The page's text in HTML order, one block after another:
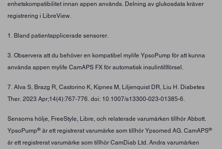
enhetskompatibilitet innan appen används. Delning av glukosdata kräver
registrering i LibreView.
1. Bland patientapplicerade sensorer.
3. Observera att du behöver en kompatibel mylife YpsoPump för att kunna
använda appen mylife CamAPS FX för automatisk insulintillförsel.
7. Alva S, Brazg R, Castorino K, Kipnes M, Liljenquist DR, Liu H. Diabetes
Ther. 2023 Apr;14(4):767-776. doi: 10.1007/s13300-023-01385-6.
Sensorns hölje, FreeStyle, Libre, och relaterade varumärken tillhör Abbott.
YpsoPump® är ett registrerat varumärke som tillhör Ypsomed AG. CamAPS®
är ett registrerat varumärke som tillhör CamDiab Ltd. Andra varumärken